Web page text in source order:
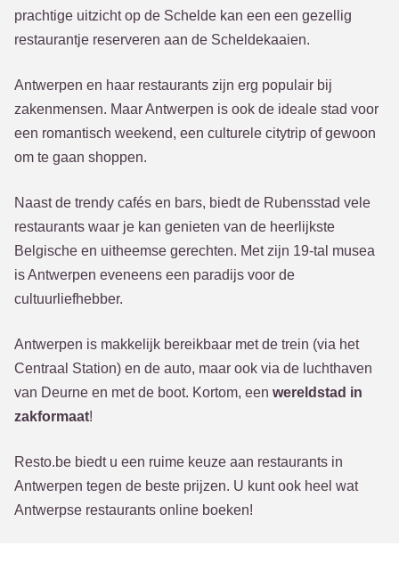
prachtige uitzicht op de Schelde kan een een gezellig
restaurantje reserveren aan de Scheldekaaien.
Antwerpen en haar restaurants zijn erg populair bij
zakenmensen. Maar Antwerpen is ook de ideale stad voor
een romantisch weekend, een culturele citytrip of gewoon
om te gaan shoppen.
Naast de trendy cafés en bars, biedt de Rubensstad vele
restaurants waar je kan genieten van de heerlijkste
Belgische en uitheemse gerechten. Met zijn 19-tal musea
is Antwerpen eveneens een paradijs voor de
cultuurliefhebber.
Antwerpen is makkelijk bereikbaar met de trein (via het
Centraal Station) en de auto, maar ook via de luchthaven
van Deurne en met de boot. Kortom, een wereldstad in
zakformaat!
Resto.be biedt u een ruime keuze aan restaurants in
Antwerpen tegen de beste prijzen. U kunt ook heel wat
Antwerpse restaurants online boeken!